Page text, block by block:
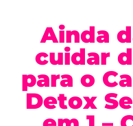
Ainda
cuidar
para o
Detox